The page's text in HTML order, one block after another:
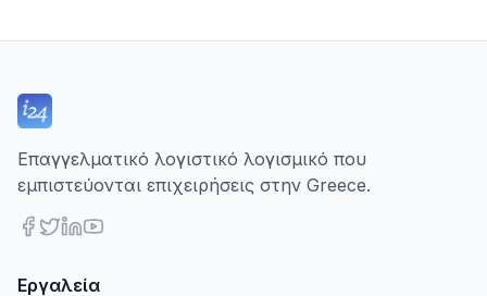
Επαγγελματικό λογιστικό λογισμικό που
εμπιστεύονται επιχειρήσεις στην Greece.
Εργαλεία